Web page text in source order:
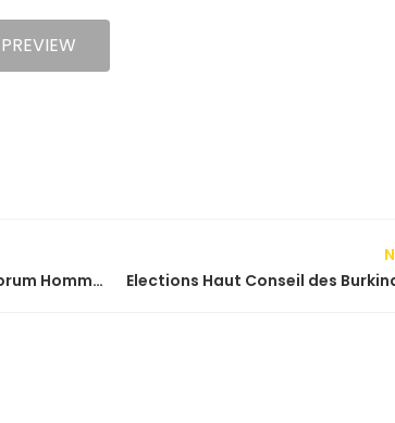
PREVIEW
Mobilisation de la diaspora Forum Hommes d’Affaires et entrepreneurs 20 et 21 septembre 2024